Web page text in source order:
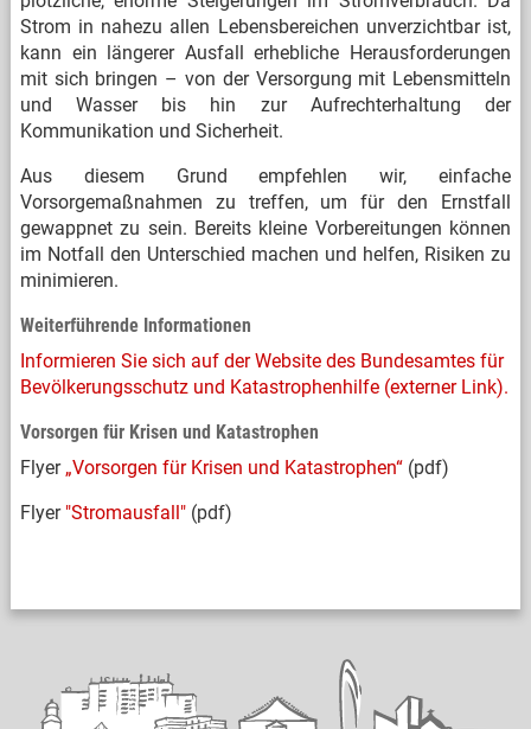
Strom in nahezu allen Lebensbereichen unverzichtbar ist,
kann ein längerer Ausfall erhebliche Herausforderungen
mit sich bringen – von der Versorgung mit Lebensmitteln
und Wasser bis hin zur Aufrechterhaltung der
Kommunikation und Sicherheit.
Aus diesem Grund empfehlen wir, einfache
Vorsorgemaßnahmen zu treffen, um für den Ernstfall
gewappnet zu sein. Bereits kleine Vorbereitungen können
im Notfall den Unterschied machen und helfen, Risiken zu
minimieren.
Weiterführende Informationen
Informieren Sie sich auf der Website des Bundesamtes für
Bevölkerungsschutz und Katastrophenhilfe (externer Link).
Vorsorgen für Krisen und Katastrophen
Flyer „Vorsorgen für Krisen und Katastrophen“(pdf)
Flyer "Stromausfall"(pdf)